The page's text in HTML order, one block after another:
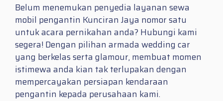
Belum menemukan penyedia layanan sewa
mobil pengantin Kunciran Jaya nomor satu
untuk acara pernikahan anda? Hubungi kami
segera! Dengan pilihan armada wedding car
yang berkelas serta glamour, membuat momen
istimewa anda kian tak terlupakan dengan
mempercayakan persiapan kendaraan
pengantin kepada perusahaan kami.